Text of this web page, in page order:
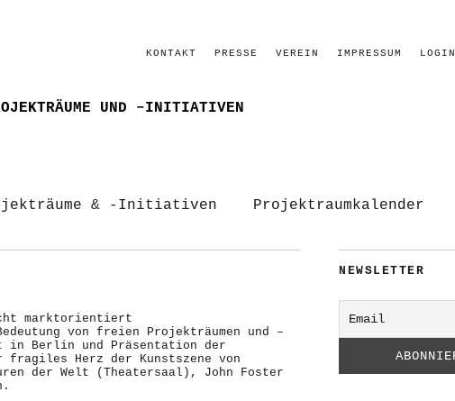
KONTAKT PRESSE VEREIN IMPRESSUM LOGIN
UND –INITIATIVEN
& -Initiativen Projektraumkalender
marktorientiert
von freien Projekträumen und –
Berlin und Präsentation der
Herz der Kunstszene von
der Welt (Theatersaal), John Foster
NEWSLETTER